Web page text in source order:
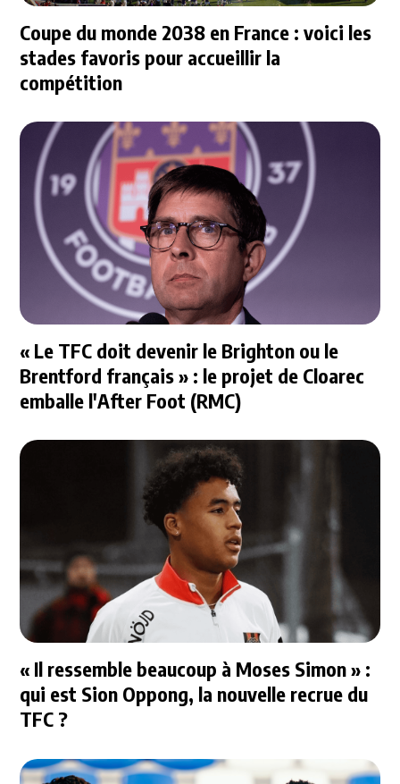
Coupe du monde 2038 en France : voici les
stades favoris pour accueillir la
compétition
« Le TFC doit devenir le Brighton ou le
Brentford français » : le projet de Cloarec
emballe l'After Foot (RMC)
« Il ressemble beaucoup à Moses Simon » :
qui est Sion Oppong, la nouvelle recrue du
TFC ?